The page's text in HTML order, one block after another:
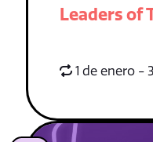
Leaders of
1 de enero -